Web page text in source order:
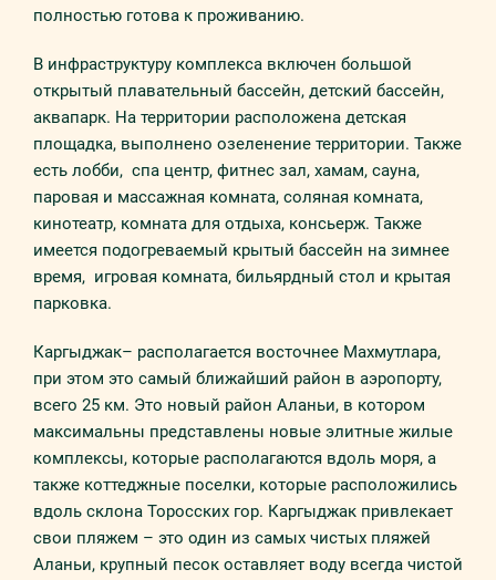
полностью готова к проживанию.
В инфраструктуру комплекса включен большой
открытый плавательный бассейн, детский бассейн,
аквапарк. На территории расположена детская
площадка, выполнено озеленение территории. Также
есть лобби, спа центр, фитнес зал, хамам, сауна,
паровая и массажная комната, соляная комната,
кинотеатр, комната для отдыха, консьерж. Также
имеется подогреваемый крытый бассейн на зимнее
время, игровая комната, бильярдный стол и крытая
парковка.
Каргыджак– располагается восточнее Махмутлара,
при этом это самый ближайший район в аэропорту,
всего 25 км. Это новый район Аланьи, в котором
максимальны представлены новые элитные жилые
комплексы, которые располагаются вдоль моря, а
также коттеджные поселки, которые расположились
вдоль склона Торосских гор. Каргыджак привлекает
свои пляжем – это один из самых чистых пляжей
Аланьи, крупный песок оставляет воду всегда чистой